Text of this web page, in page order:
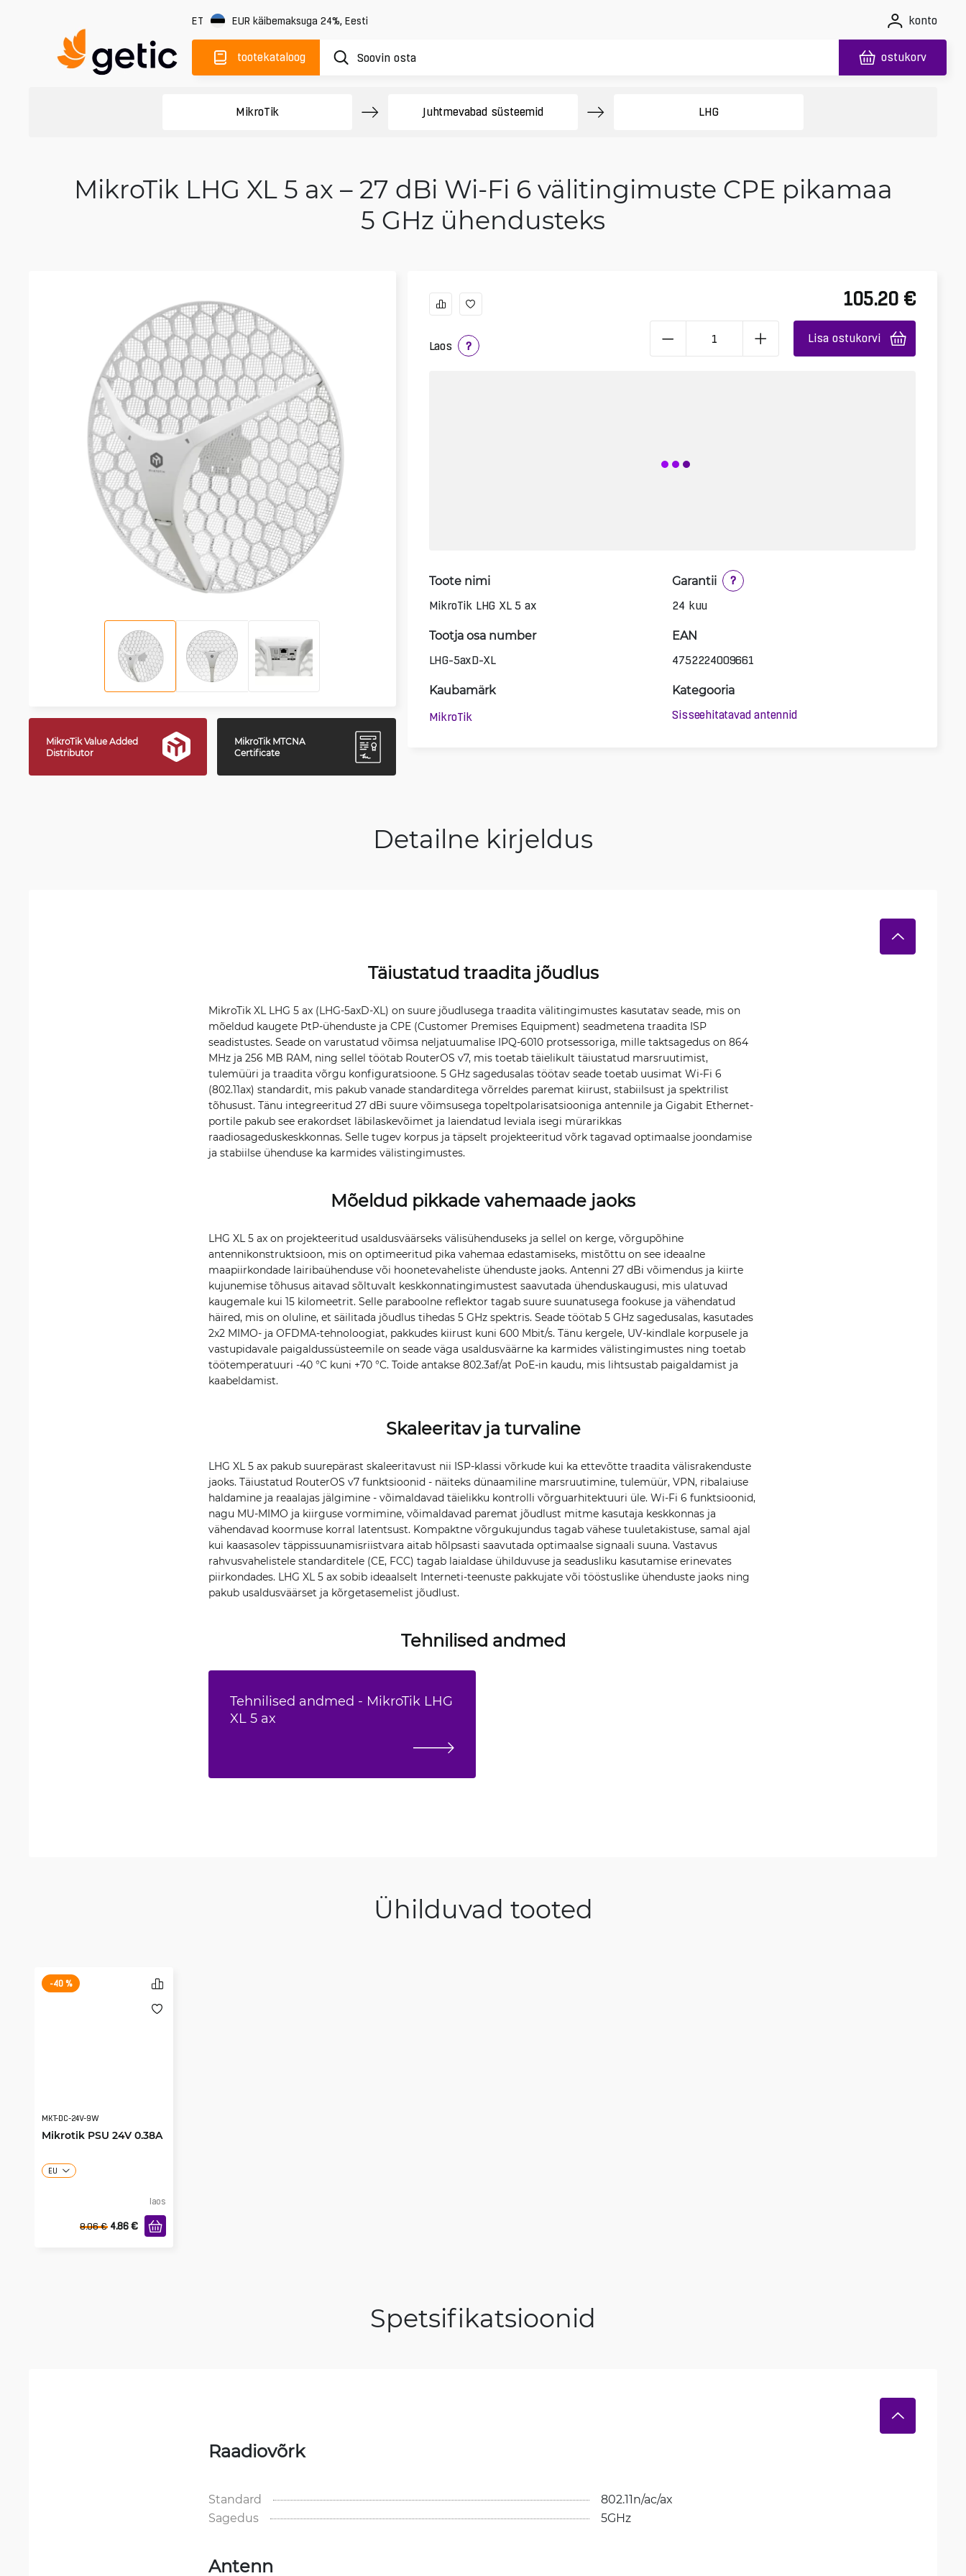
ET EUR käibemaksuga 24%, Eesti konto
tootekataloog ostukorv
MikroTik Juhtmevabad süsteemid LHG
MikroTik LHG XL 5 ax – 27 dBi Wi‑Fi 6 välitingimuste CPE pikamaa
5 GHz ühendusteks
MikroTik Value Added
Distributor
MikroTik MTCNA
Certificate
Laos ?
105.20 €
Lisa ostukorvi
Toote nimi
MikroTik LHG XL 5 ax
Garantii
?
24 kuu
Tootja osa number
LHG-5axD-XL
EAN
4752224009661
Kaubamärk
MikroTik
Kategooria
Sisseehitatavad antennid
Detailne kirjeldus
Täiustatud traadita jõudlus
MikroTik XL LHG 5 ax (LHG-5axD-XL) on suure jõudlusega traadita välitingimustes kasutatav seade, mis on
mõeldud kaugete PtP-ühenduste ja CPE (Customer Premises Equipment) seadmetena traadita ISP
seadistustes. Seade on varustatud võimsa neljatuumalise IPQ-6010 protsessoriga, mille taktsagedus on 864
MHz ja 256 MB RAM, ning sellel töötab RouterOS v7, mis toetab täielikult täiustatud marsruutimist,
tulemüüri ja traadita võrgu konfiguratsioone. 5 GHz sagedusalas töötav seade toetab uusimat Wi-Fi 6
(802.11ax) standardit, mis pakub vanade standarditega võrreldes paremat kiirust, stabiilsust ja spektrilist
tõhusust. Tänu integreeritud 27 dBi suure võimsusega topeltpolarisatsiooniga antennile ja Gigabit Ethernet-
portile pakub see erakordset läbilaskevõimet ja laiendatud leviala isegi mürarikkas
raadiosageduskeskkonnas. Selle tugev korpus ja täpselt projekteeritud võrk tagavad optimaalse joondamise
ja stabiilse ühenduse ka karmides välistingimustes.
Mõeldud pikkade vahemaade jaoks
LHG XL 5 ax on projekteeritud usaldusväärseks välisühenduseks ja sellel on kerge, võrgupõhine
antennikonstruktsioon, mis on optimeeritud pika vahemaa edastamiseks, mistõttu on see ideaalne
maapiirkondade lairibaühenduse või hoonetevaheliste ühenduste jaoks. Antenni 27 dBi võimendus ja kiirte
kujunemise tõhusus aitavad sõltuvalt keskkonnatingimustest saavutada ühenduskaugusi, mis ulatuvad
kaugemale kui 15 kilomeetrit. Selle paraboolne reflektor tagab suure suunatusega fookuse ja vähendatud
häired, mis on oluline, et säilitada jõudlus tihedas 5 GHz spektris. Seade töötab 5 GHz sagedusalas, kasutades
2x2 MIMO- ja OFDMA-tehnoloogiat, pakkudes kiirust kuni 600 Mbit/s. Tänu kergele, UV-kindlale korpusele ja
vastupidavale paigaldussüsteemile on seade väga usaldusväärne ka karmides välistingimustes ning toetab
töötemperatuuri -40 °C kuni +70 °C. Toide antakse 802.3af/at PoE-in kaudu, mis lihtsustab paigaldamist ja
kaabeldamist.
Skaleeritav ja turvaline
LHG XL 5 ax pakub suurepärast skaleeritavust nii ISP-klassi võrkude kui ka ettevõtte traadita välisrakenduste
jaoks. Täiustatud RouterOS v7 funktsioonid - näiteks dünaamiline marsruutimine, tulemüür, VPN, ribalaiuse
haldamine ja reaalajas jälgimine - võimaldavad täielikku kontrolli võrguarhitektuuri üle. Wi-Fi 6 funktsioonid,
nagu MU-MIMO ja kiirguse vormimine, võimaldavad paremat jõudlust mitme kasutaja keskkonnas ja
vähendavad koormuse korral latentsust. Kompaktne võrgukujundus tagab vähese tuuletakistuse, samal ajal
kui kaasasolev täppissuunamisriistvara aitab hõlpsasti saavutada optimaalse signaali suuna. Vastavus
rahvusvahelistele standarditele (CE, FCC) tagab laialdase ühilduvuse ja seadusliku kasutamise erinevates
piirkondades. LHG XL 5 ax sobib ideaalselt Interneti-teenuste pakkujate või tööstuslike ühenduste jaoks ning
pakub usaldusväärset ja kõrgetasemelist jõudlust.
Tehnilised andmed
Tehnilised andmed - MikroTik LHG
XL 5 ax
Ühilduvad tooted
-40 %
MKT-DC-24V-9W
Mikrotik PSU 24V 0.38A
EU
laos
8.06 € 4.86 €
Spetsifikatsioonid
Raadiovõrk
Standard
802.11n/ac/ax
Sagedus
5GHz
Antenn